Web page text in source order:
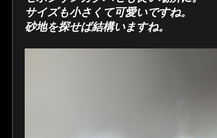
サイズも小さくて可愛いですね。
砂地を探せば結構いますね。